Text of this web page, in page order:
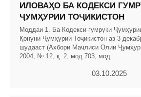
ИЛОВАҲО БА КОДЕКСИ
ҶУМҲУРИИ ТОҶИКИСТОН
Моддаи 1. Ба Кодекси гумруки
Қонуни Ҷумҳурии Тоҷикистон аз 3
шудааст (Ахбори Маҷлиси Олии
2004, № 12, қ. 2, мод.703, мод.
03.10.2025